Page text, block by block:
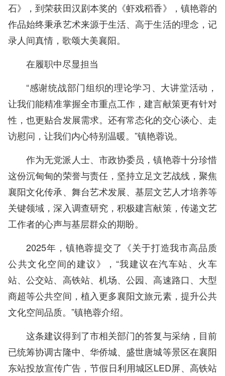
石》，到荣获田汉剧本奖的《虾戏稻香》，镇艳蓉的
作品始终秉承艺术来源于生活、高于生活的理念，记
录人间真情，歌颂大美襄阳。
在履职中尽显担当
“感谢统战部门组织的理论学习、大讲堂活动，
让我们能精准掌握全市重点工作，建言献策更有针对
性，也更贴合发展需求。还有常态化的交心谈心、走
访慰问，让我们内心特别温暖。”镇艳蓉说。
作为无党派人士、市政协委员，镇艳蓉十分珍惜
这份沉甸甸的荣誉与责任，坚持立足文艺战线，聚焦
襄阳文化传承、舞台艺术发展、基层文艺人才培养等
关键领域，深入调查研究，积极建言献策，传递文艺
工作者的心声与基层群众的期盼。
2025年，镇艳蓉提交了《关于打造我市高品质
公共文化空间的建议》，“我建议在汽车站、火车
站、公交站、高铁站、机场、公园、高速路口、大型
商超等公共空间，植入更多襄阳文旅元素，提升公共
文化空间品质。”镇艳蓉介绍。
这条建议得到了市相关部门的答复与采纳，目前
已统筹协调古隆中、华侨城、盛世唐城等景区在襄阳
东站投放宣传广告，节假日利用城区LED屏、高铁站